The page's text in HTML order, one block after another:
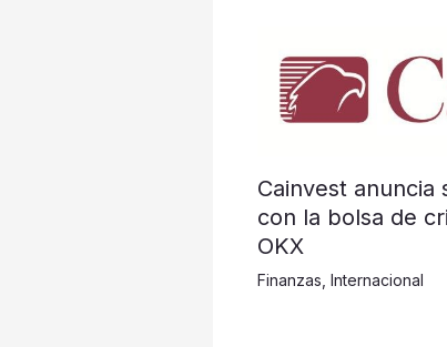
Cainvest anuncia
con la bolsa de
OKX
Finanzas Internacional